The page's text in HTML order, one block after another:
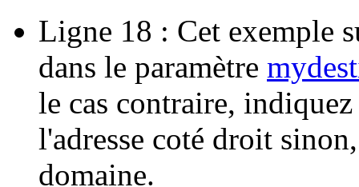
Ligne 18 : Cet exemple
dans le paramètre
le cas contraire,
l'adresse coté droit
domaine.